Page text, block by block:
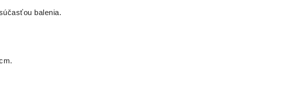
balenia.